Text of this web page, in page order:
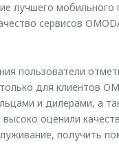
лучшего
сервисов
пользователи
для клиентов
и дилерами, а
оценили
получить